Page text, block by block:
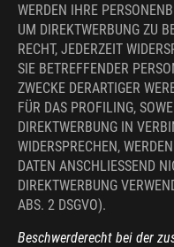
WERDEN IHRE
UM DIREKTWERBUNG ZU
RECHT, JEDERZEIT
SIE BETREFFENDER
ZWECKE DERARTIGER
FÜR DAS PROFILING,
DIREKTWERBUNG IN
WIDERSPRECHEN,
DATEN ANSCHLIESSEND
DIREKTWERBUNG
ABS. 2 DSGVO).
Beschwerde­recht bei der